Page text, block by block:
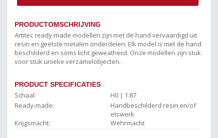
PRODUCTOMSCHRIJVING
Artitec ready-made modellen zijn met de hand vervaardigd uit
resin en geëtste metalen onderdelen. Elk model is met de hand
beschilderd en soms licht geweatherd. Onze modellen zijn stuk
voor stuk unieke verzamelobjecten.
PRODUCT SPECIFICATIES
Schaal:
H0 | 1:87
Ready-made:
Handbeschilderd resin en/of
etswerk
Krijgsmacht:
Wehrmacht